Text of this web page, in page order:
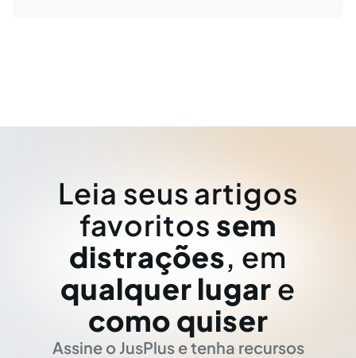
Leia seus artigos
favoritos sem
distrações, em
qualquer lugar e
como quiser
Assine o JusPlus e tenha recursos